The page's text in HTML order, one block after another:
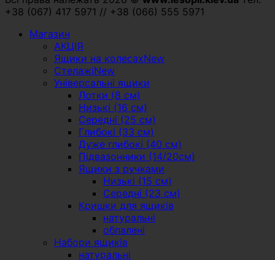
+38 (067) 417 5971 // +38 (066) 555 5971
Магазин
АКЦІЯ
Ящики на колесах
Стелажі
Універсальні ящики
Лотки (8 см)
Низькі (16 см)
Середні (25 см)
Глибокі (33 см)
Дуже глибокі (40 см)
Підвазонники (14/20см)
Ящики з ручками
Низькі (15 см)
Середні (23 см)
Кришки для ящиків
натуральні
обпалені
Набори ящиків
натуральні